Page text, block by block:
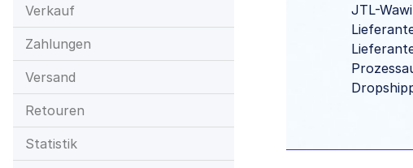
Verkauf
Zahlungen
Versand
Retouren
Statistik
JTL-